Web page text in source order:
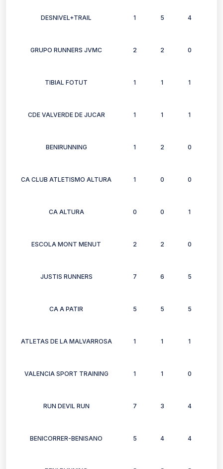
DESNIVEL+TRAIL 1 5 4
GRUPO RUNNERS JVMC 2 2 0
TIBIAL FOTUT 1 1 1
CDE VALVERDE DE JUCAR 1 1 1
BENIRUNNING 1 2 0
CA CLUB ATLETISMO ALTURA 1 0 0
CA ALTURA 0 0 1
ESCOLA MONT MENUT 2 2 0
JUSTIS RUNNERS 7 6 5
CA A PATIR 5 5 5
ATLETAS DE LA MALVARROSA 1 1 1
VALENCIA SPORT TRAINING 1 1 0
RUN DEVIL RUN 7 3 4
BENICORRER-BENISANO 5 4 4